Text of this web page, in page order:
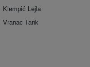
Klempić Lejla
Vranac Tarik